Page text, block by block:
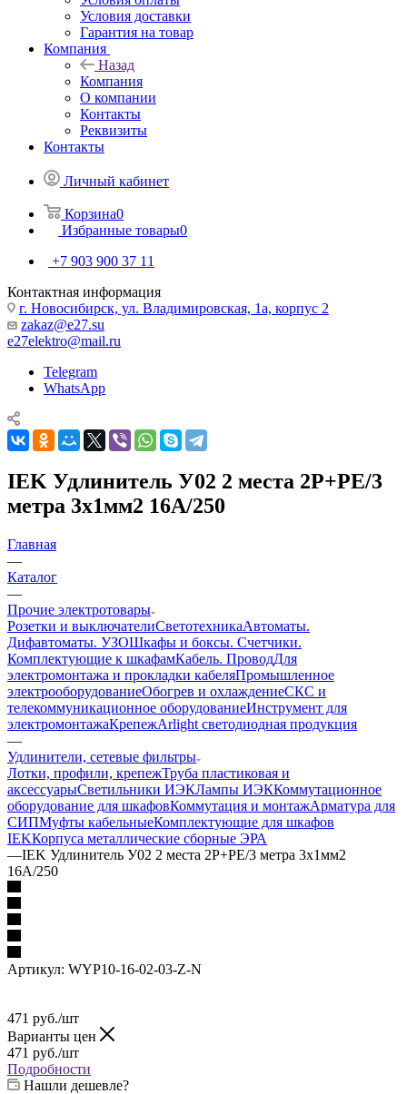
Условия доставки
Гарантия на товар
Компания
Назад
Компания
О компании
Контакты
Реквизиты
Контакты
Личный кабинет
Корзина0
Избранные товары0
+7 903 900 37 11
Контактная информация
г. Новосибирск, ул. Владимировская, 1а, корпус 2
zakaz@e27.su
e27elektro@mail.ru
Telegram
WhatsApp
IEK Удлинитель У02 2 места 2Р+РЕ/3
метра 3х1мм2 16А/250
Главная
—
Каталог
—
Прочие электротовары
Розетки и выключателиСветотехникаАвтоматы.
Дифавтоматы. УЗОШкафы и боксы. Счетчики.
Комплектующие к шкафамКабель. ПроводДля
электромонтажа и прокладки кабеляПромышленное
электрооборудованиеОбогрев и охлаждениеСКС и
телекоммуникационное оборудованиеИнструмент для
электромонтажаКрепежArlight светодиодная продукция
—
Удлинители, сетевые фильтры
Лотки, профили, крепежТруба пластиковая и
аксессуарыСветильники ИЭКЛампы ИЭККоммутационное
оборудование для шкафовКоммутация и монтажАрматура для
СИПМуфты кабельныеКомплектующие для шкафов
IEKКорпуса металлические сборные ЭРА
—IEK Удлинитель У02 2 места 2Р+РЕ/3 метра 3х1мм2
16А/250
Артикул: WYP10-16-02-03-Z-N
471 руб./шт
Варианты цен
471 руб./шт
Подробности
Нашли дешевле?